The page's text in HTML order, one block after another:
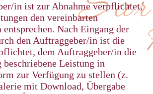
in ist zur Abnahme verpflichtet,
den vereinbarten
Nach Eingang der
den Auftraggeber/in ist die
dem Auftraggeber/in die
Leistung in
zur Verfügung zu stellen (z.
mit Download, Übergabe